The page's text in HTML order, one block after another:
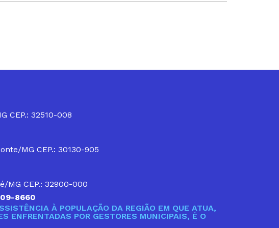
CEP.: 32510-008
MG CEP.: 30130-905
MG CEP.: 32900-000
8660
À POPULAÇÃO DA REGIÃO EM QUE ATUA,
ENFRENTADAS POR GESTORES MUNICIPAIS, É O